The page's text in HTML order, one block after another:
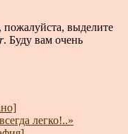
выделите
. Буду вам очень
легко!..»